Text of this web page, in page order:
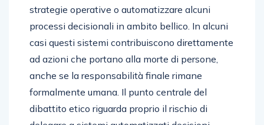
strategie operative o automatizzare alcuni
processi decisionali in ambito bellico. In alcuni
casi questi sistemi contribuiscono direttamente
ad azioni che portano alla morte di persone,
anche se la responsabilità finale rimane
formalmente umana. Il punto centrale del
dibattito etico riguarda proprio il rischio di